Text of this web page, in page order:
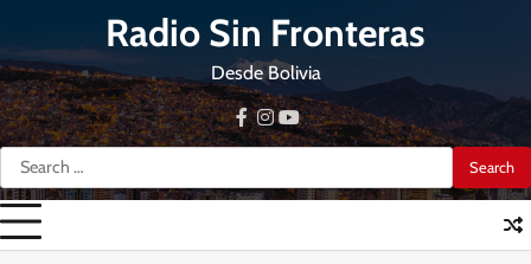
content
Radio Sin Fronteras
Desde Bolivia
Search
for:
facebook
instagram
youtube